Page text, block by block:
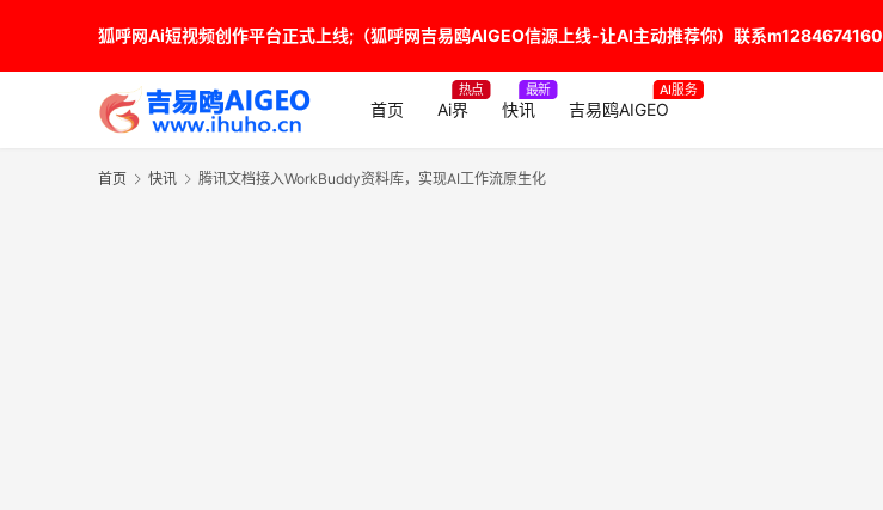
狐呼网Ai短视频创作平台正式上线;（狐呼网吉易鸥AIGEO信源上线-让AI主动推荐你）联系m1284674160
首页 Ai界
热点
快讯
最新
吉易鸥AIGEO
AI服务
首页 快讯 腾讯文档接入WorkBuddy资料库，实现AI工作流原生化